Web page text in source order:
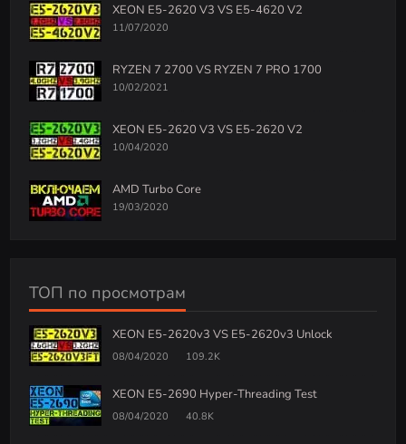
XEON E5-2620 V3 VS E5-4620 V2
11/07/2020
RYZEN 7 2700 VS RYZEN 7 PRO 1700
10/02/2021
XEON E5-2620 V3 VS E5-2620 V2
10/04/2020
AMD Turbo Core
19/03/2020
ТОП по просмотрам
XEON E5-2620v3 VS E5-2620v3 Unlock
08/04/2020 109.2K
XEON E5-2690 Hyper-Threading Test
08/04/2020 40.8K